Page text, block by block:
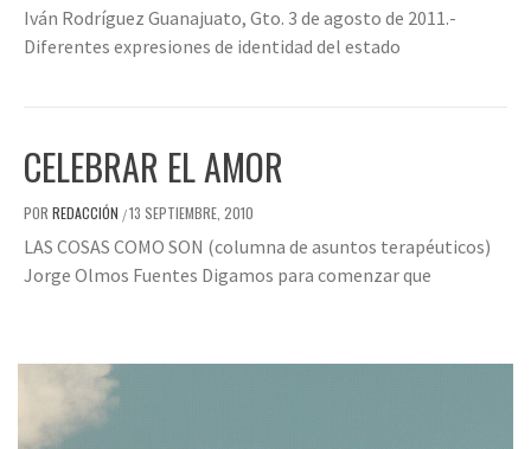
Iván Rodríguez Guanajuato, Gto. 3 de agosto de 2011.-
Diferentes expresiones de identidad del estado
CELEBRAR EL AMOR
POR REDACCIÓN /13 SEPTIEMBRE, 2010
LAS COSAS COMO SON (columna de asuntos terapéuticos)
Jorge Olmos Fuentes Digamos para comenzar que